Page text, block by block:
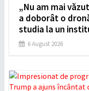
„Nu am mai
a doborât o
studia la un
6 August 2026